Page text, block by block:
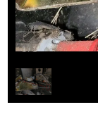
1/1